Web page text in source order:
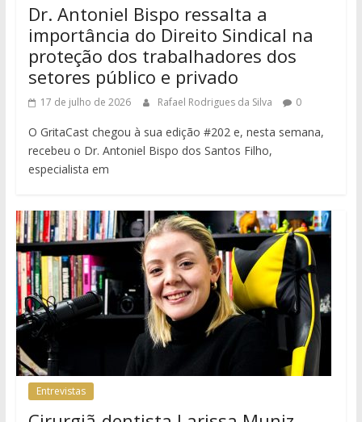
Dr. Antoniel Bispo ressalta a
importância do Direito Sindical na
proteção dos trabalhadores dos
setores público e privado
17 de julho de 2026 Rafael Rodrigues da Silva 0
O GritaCast chegou à sua edição #202 e, nesta semana,
recebeu o Dr. Antoniel Bispo dos Santos Filho,
especialista em
Entrevistas